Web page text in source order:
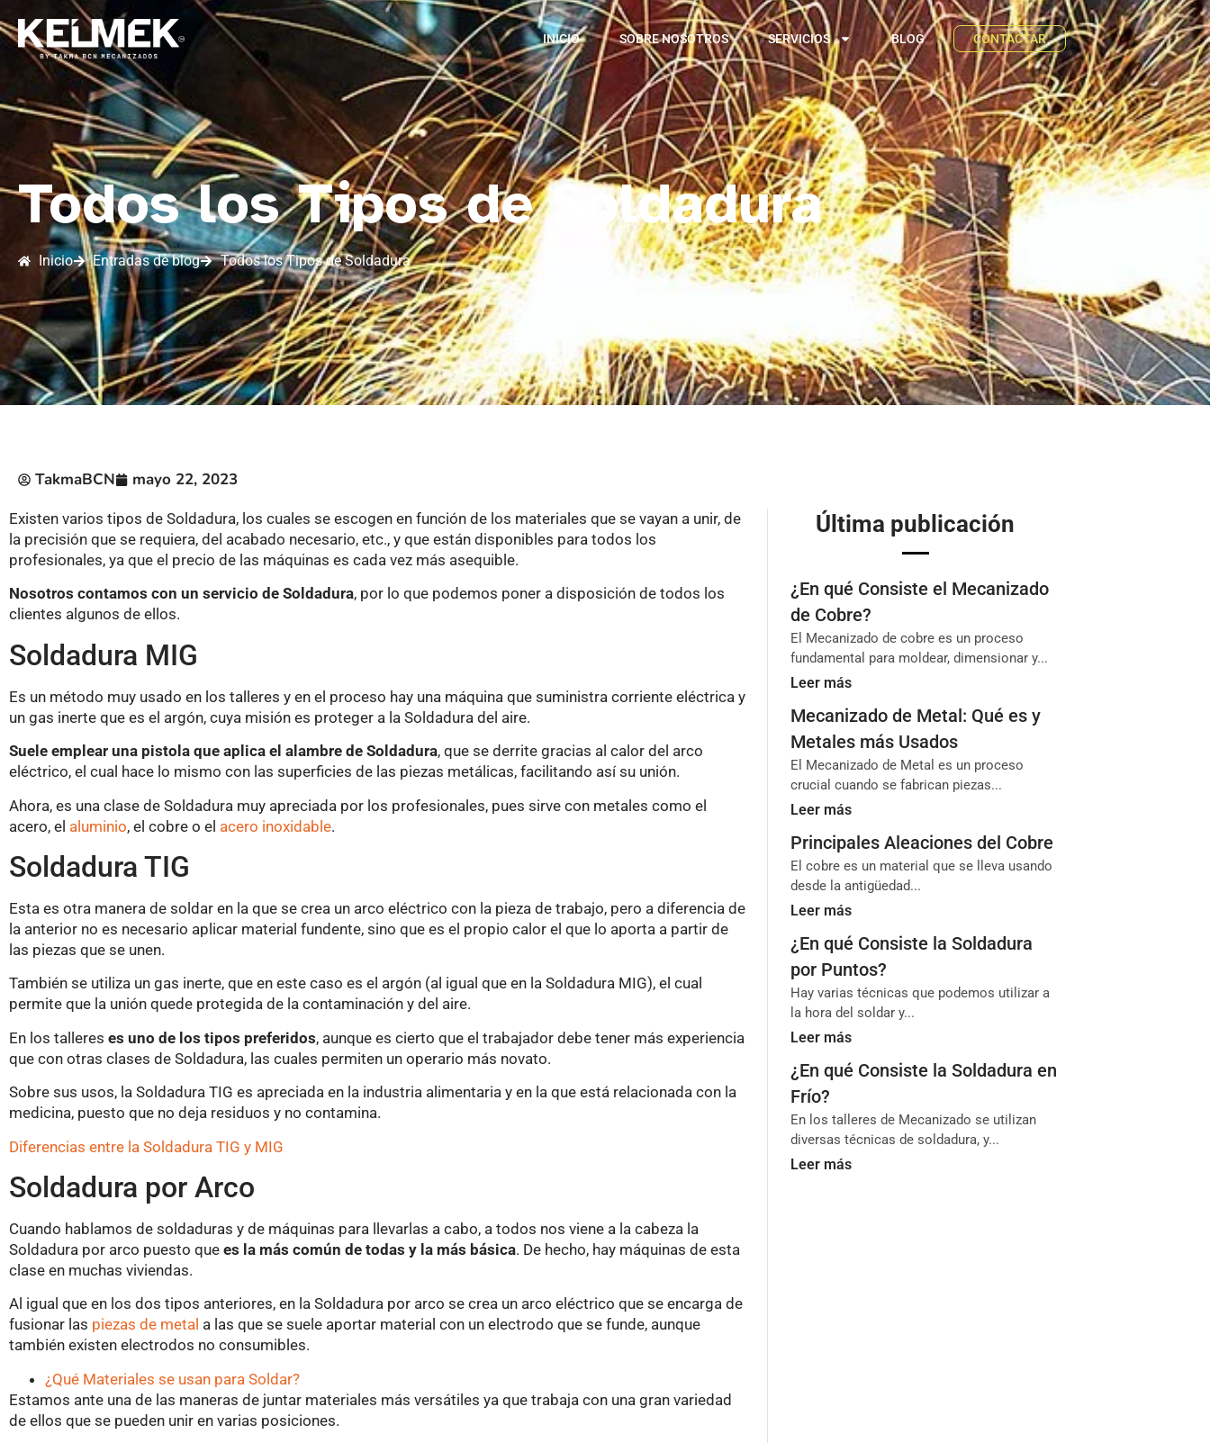
INICIO SOBRE NOSOTROS SERVICIOS BLOG CONTACTAR
Todos los Tipos de Soldadura
Inicio Entradas de blog Todos los Tipos de Soldadura
TakmaBCN mayo 22, 2023
Existen varios tipos de Soldadura, los cuales se escogen en función de los materiales que se vayan a unir, de
la precisión que se requiera, del acabado necesario, etc., y que están disponibles para todos los
profesionales, ya que el precio de las máquinas es cada vez más asequible.
Nosotros contamos con un servicio de Soldadura, por lo que podemos poner a disposición de todos los
clientes algunos de ellos.
Soldadura MIG
Es un método muy usado en los talleres y en el proceso hay una máquina que suministra corriente eléctrica y
un gas inerte que es el argón, cuya misión es proteger a la Soldadura del aire.
Suele emplear una pistola que aplica el alambre de Soldadura, que se derrite gracias al calor del arco
eléctrico, el cual hace lo mismo con las superficies de las piezas metálicas, facilitando así su unión.
Ahora, es una clase de Soldadura muy apreciada por los profesionales, pues sirve con metales como el
acero, el aluminio, el cobre o el acero inoxidable.
Soldadura TIG
Esta es otra manera de soldar en la que se crea un arco eléctrico con la pieza de trabajo, pero a diferencia de
la anterior no es necesario aplicar material fundente, sino que es el propio calor el que lo aporta a partir de
las piezas que se unen.
También se utiliza un gas inerte, que en este caso es el argón (al igual que en la Soldadura MIG), el cual
permite que la unión quede protegida de la contaminación y del aire.
En los talleres es uno de los tipos preferidos, aunque es cierto que el trabajador debe tener más experiencia
que con otras clases de Soldadura, las cuales permiten un operario más novato.
Sobre sus usos, la Soldadura TIG es apreciada en la industria alimentaria y en la que está relacionada con la
medicina, puesto que no deja residuos y no contamina.
Diferencias entre la Soldadura TIG y MIG
Soldadura por Arco
Cuando hablamos de soldaduras y de máquinas para llevarlas a cabo, a todos nos viene a la cabeza la
Soldadura por arco puesto que es la más común de todas y la más básica. De hecho, hay máquinas de esta
clase en muchas viviendas.
Al igual que en los dos tipos anteriores, en la Soldadura por arco se crea un arco eléctrico que se encarga de
fusionar las piezas de metal a las que se suele aportar material con un electrodo que se funde, aunque
también existen electrodos no consumibles.
¿Qué Materiales se usan para Soldar?
Estamos ante una de las maneras de juntar materiales más versátiles ya que trabaja con una gran variedad
de ellos que se pueden unir en varias posiciones.
Última publicación
¿En qué Consiste el Mecanizado
de Cobre?
El Mecanizado de cobre es un proceso
fundamental para moldear, dimensionar y...
Leer más
Mecanizado de Metal: Qué es y
Metales más Usados
El Mecanizado de Metal es un proceso
crucial cuando se fabrican piezas...
Leer más
Principales Aleaciones del Cobre
El cobre es un material que se lleva usando
desde la antigüedad...
Leer más
¿En qué Consiste la Soldadura
por Puntos?
Hay varias técnicas que podemos utilizar a
la hora del soldar y...
Leer más
¿En qué Consiste la Soldadura en
Frío?
En los talleres de Mecanizado se utilizan
diversas técnicas de soldadura, y...
Leer más